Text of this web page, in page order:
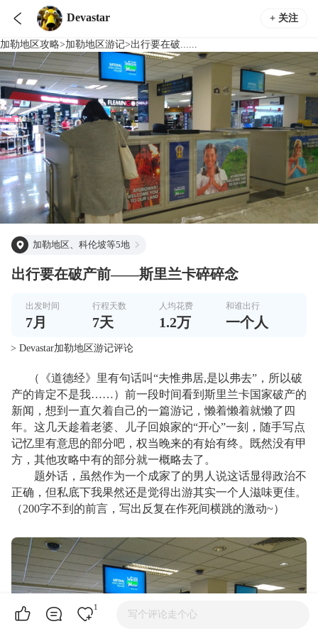
 Devastar + 关注
加勒地区攻略>加勒地区游记>出行要在破......
加勒地区、科伦坡等5地
出行要在破产前——斯里兰卡碎碎念
出发时间
7月
行程天数
7天
人均花费
1.2万
和谁出行
一个人
> Devastar加勒地区游记评论
（《道德经》里有句话叫“夫惟弗居,是以弗去”，所以破
产的肯定不是我……）前一段时间看到斯里兰卡国家破产的
新闻，想到一直欠着自己的一篇游记，懒着懒着就懒了四
年。这几天趁着老婆、儿子回娘家的“开心”一刻，随手写点
记忆里有意思的部分吧，权当晚来的有始有终。既然没有甲
方，其他攻略中有的部分就一概略去了。
题外话，虽然作为一个成家了的男人说这话显得政治不
正确，但私底下我果然还是觉得出游其实一个人滋味更佳。
（200字不到的前言，写出反复在作死间横跳的激动~）
1
写个评论走个心